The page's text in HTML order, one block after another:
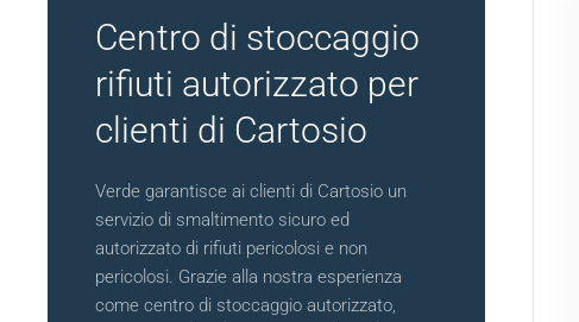
Centro di stoccaggio
rifiuti autorizzato per
clienti di Cartosio
Verde garantisce ai clienti di Cartosio un
servizio di smaltimento sicuro ed
autorizzato di rifiuti pericolosi e non
pericolosi. Grazie alla nostra esperienza
come centro di stoccaggio autorizzato,